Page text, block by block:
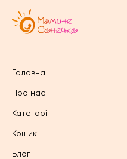
товару
Головна
Про нас
Категорії
Кошик
Блог